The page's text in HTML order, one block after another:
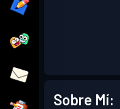
Sobre Mí: